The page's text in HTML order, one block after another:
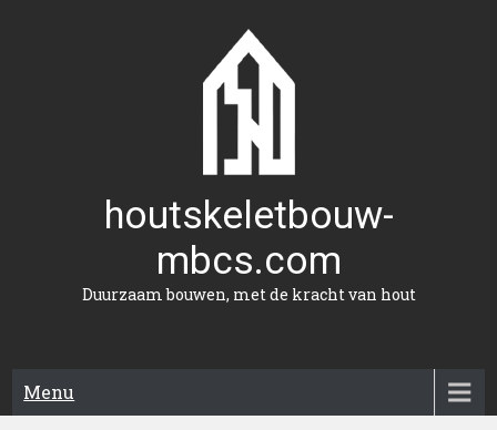
houtskeletbouw-
mbcs.com
Duurzaam bouwen, met de kracht van hout
Menu